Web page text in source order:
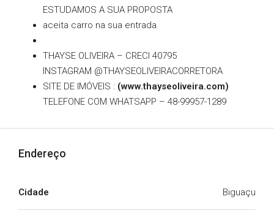
ESTUDAMOS A SUA PROPOSTA
aceita carro na sua entrada.
THAYSE OLIVEIRA – CRECI 40795
INSTAGRAM @THAYSEOLIVEIRACORRETORA
SITE DE IMÓVEIS : (www.thayseoliveira.com)
TELEFONE COM WHATSAPP – 48-99957-1289
Endereço
Cidade Biguaçu